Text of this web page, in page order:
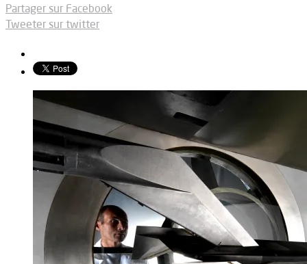
Partager sur Facebook
Tweeter sur twitter